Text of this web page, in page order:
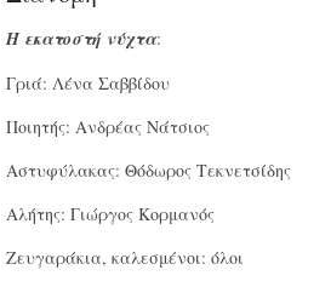
Η εκατοστή νύχτα:
Γριά: Λένα Σαββίδου
Ποιητής: Ανδρέας Νάτσιος
Αστυφύλακας: Θόδωρος Τεκνετσίδης
Αλήτης: Γιώργος Κορμανός
Ζευγαράκια, καλεσμένοι: όλοι